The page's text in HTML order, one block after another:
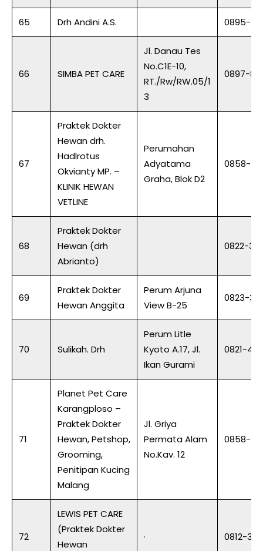
65 Drh Andini A.S. 0895-
66 SIMBA PET CARE
Jl. Danau Tes
No.C1E-10,
RT./Rw/RW.05/1
3
0897-
67
Praktek Dokter
Hewan drh.
Hadlrotus
Okvianty MP. –
KLINIK HEWAN
VETLINE
Perumahan
Adyatama
Graha, Blok D2
0858-
68
Praktek Dokter
Hewan (drh
Abrianto)
0822-
69
Praktek Dokter
Hewan Anggita
Perum Arjuna
View B-25
0823-
70 Sulikah. Drh
Perum Litle
Kyoto A.17, Jl.
Ikan Gurami
0821-
71
Planet Pet Care
Karangploso –
Praktek Dokter
Hewan, Petshop,
Grooming,
Penitipan Kucing
Malang
Jl. Griya
Permata Alam
No.Kav. 12
0858-
72
LEWIS PET CARE
(Praktek Dokter
Hewan
· 0812-